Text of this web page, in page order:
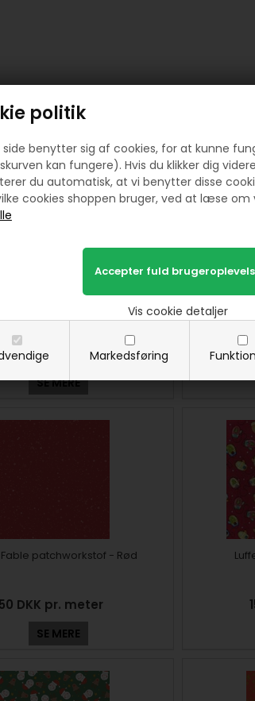
politik
side benytter sig af cookies, for at kunne
kan fungere). Hvis du klikker dig
du automatisk, at vi benytter disse
cookies shoppen bruger, ved at læse om
Markedsføring
Vis cookie detaljer
patchworkstof - Små ting Lys
bund
DKK pr. meter
SE MERE
Frost &
Fable patchworkstof - Rød
DKK pr. meter
SE MERE